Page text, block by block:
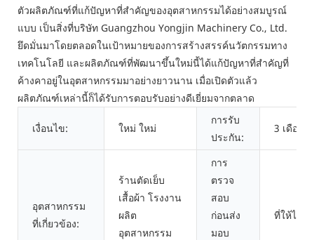
ตัวผลิตภัณฑ์ที่แก้ปัญหาที่สำคัญของอุตสาหกรรมได้อย่างสมบูรณ์
แบบ เป็นสิ่งที่บริษัท Guangzhou Yongjin Machinery Co., Ltd.
ยึดมั่นมาโดยตลอดในเป้าหมายของการสร้างสรรค์นวัตกรรมทาง
เทคโนโลยี และผลิตภัณฑ์ที่พัฒนาขึ้นใหม่นี้ได้แก้ปัญหาที่สำคัญที่
ค้างคาอยู่ในอุตสาหกรรมมาอย่างยาวนาน เมื่อเปิดตัวแล้ว
ผลิตภัณฑ์เหล่านี้ก็ได้รับการตอบรับอย่างดีเยี่ยมจากตลาด
เงื่อนไข: ใหม่ ใหม่
การรับ
ประกัน:
3 เดือน
อุตสาหกรรม
ที่เกี่ยวข้อง:
ร้านตัดเย็บ
เสื้อผ้า โรงงาน
ผลิต
อุตสาหกรรม
การ
ตรวจ
สอบ
ก่อนส่ง
มอบ
ที่ให้ไว้